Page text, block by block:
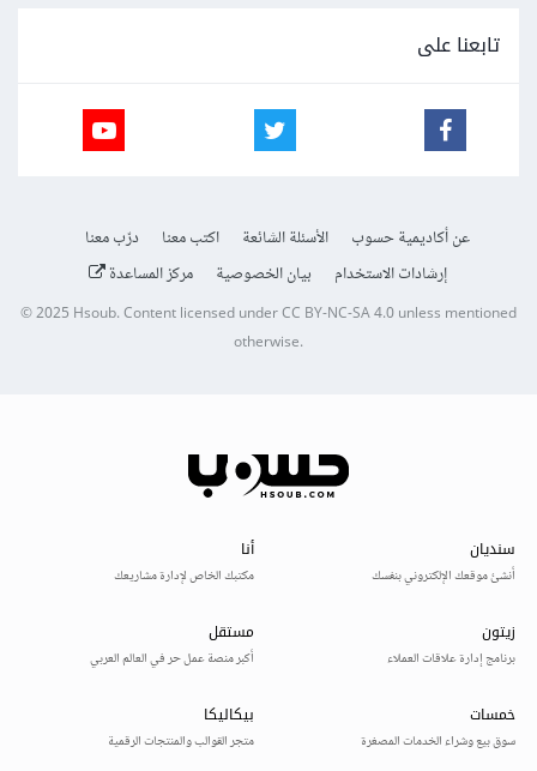
تابعنا على
عن أكاديمية حسوب الأسئلة الشائعة اكتب معنا
درّب معنا
إرشادات الاستخدام
بيان الخصوصية مركز المساعدة
© 2025Hsoub.Content licensed underCC BY-NC-SA 4.0unless mentioned
otherwise.